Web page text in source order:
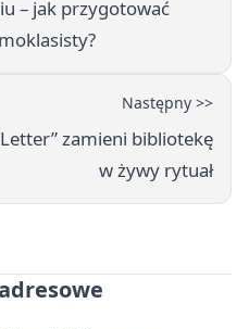
– jak przygotować
Następny >>
zamieni bibliotekę
w żywy rytuał